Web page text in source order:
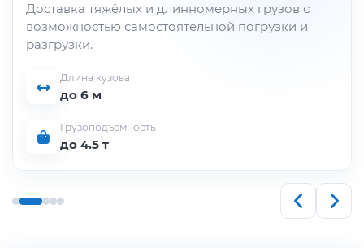
Доставка тяжёлых и длинномерных грузов с
возможностью самостоятельной погрузки и
разгрузки.
Длина кузова
до 6 м
Грузоподъёмность
до 4.5 т